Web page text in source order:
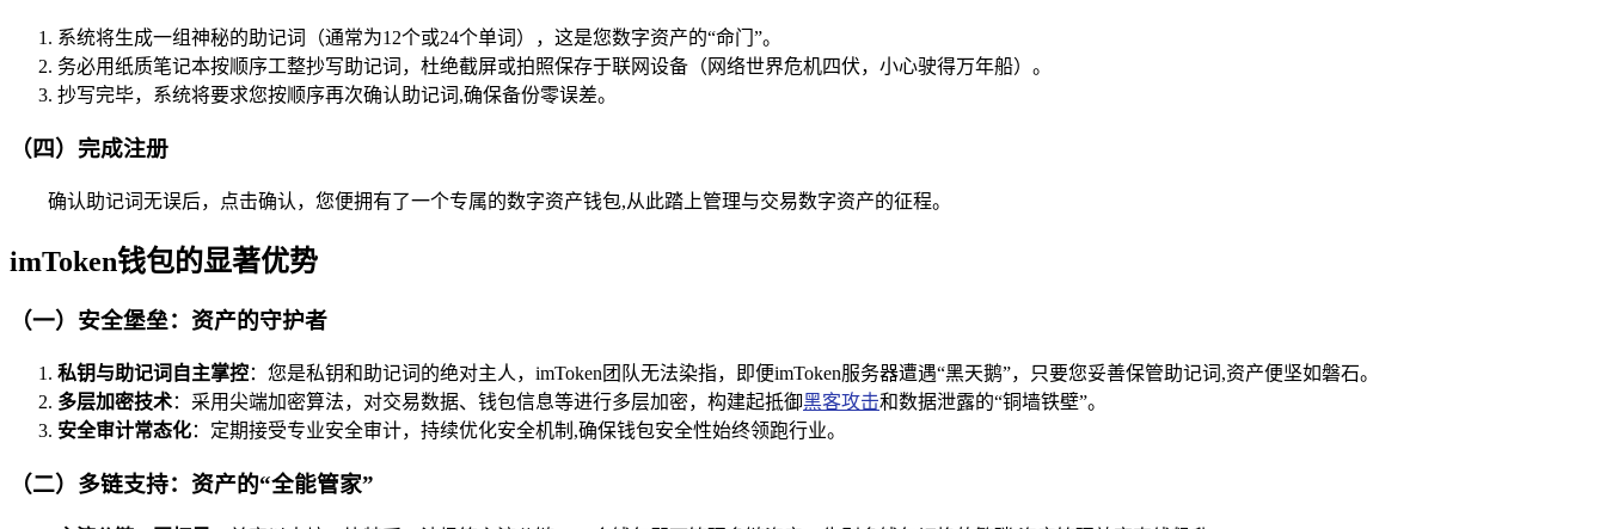
系统将生成一组神秘的助记词（通常为12个或24个单词），这是您数字资产的“命门”。
务必用纸质笔记本按顺序工整抄写助记词，杜绝截屏或拍照保存于联网设备（网络世界危机四伏，小心驶得万年船）。
抄写完毕，系统将要求您按顺序再次确认助记词,确保备份零误差。
（四）完成注册
确认助记词无误后，点击确认，您便拥有了一个专属的数字资产钱包,从此踏上管理与交易数字资产的征程。
imToken钱包的显著优势
（一）安全堡垒：资产的守护者
私钥与助记词自主掌控：您是私钥和助记词的绝对主人，imToken团队无法染指，即便imToken服务器遭遇“黑天鹅”，只要您妥善保管助记词,资产便坚如磐石。
多层加密技术：采用尖端加密算法，对交易数据、钱包信息等进行多层加密，构建起抵御黑客攻击和数据泄露的“铜墙铁壁”。
安全审计常态化：定期接受专业安全审计，持续优化安全机制,确保钱包安全性始终领跑行业。
（二）多链支持：资产的“全能管家”